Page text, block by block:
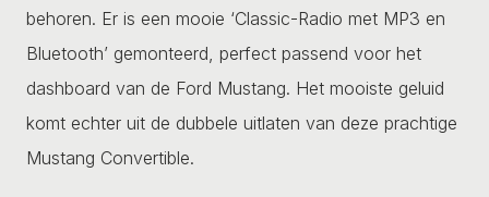
behoren. Er is een mooie ‘Classic-Radio met MP3 en
Bluetooth’ gemonteerd, perfect passend voor het
dashboard van de Ford Mustang. Het mooiste geluid
komt echter uit de dubbele uitlaten van deze prachtige
Mustang Convertible.